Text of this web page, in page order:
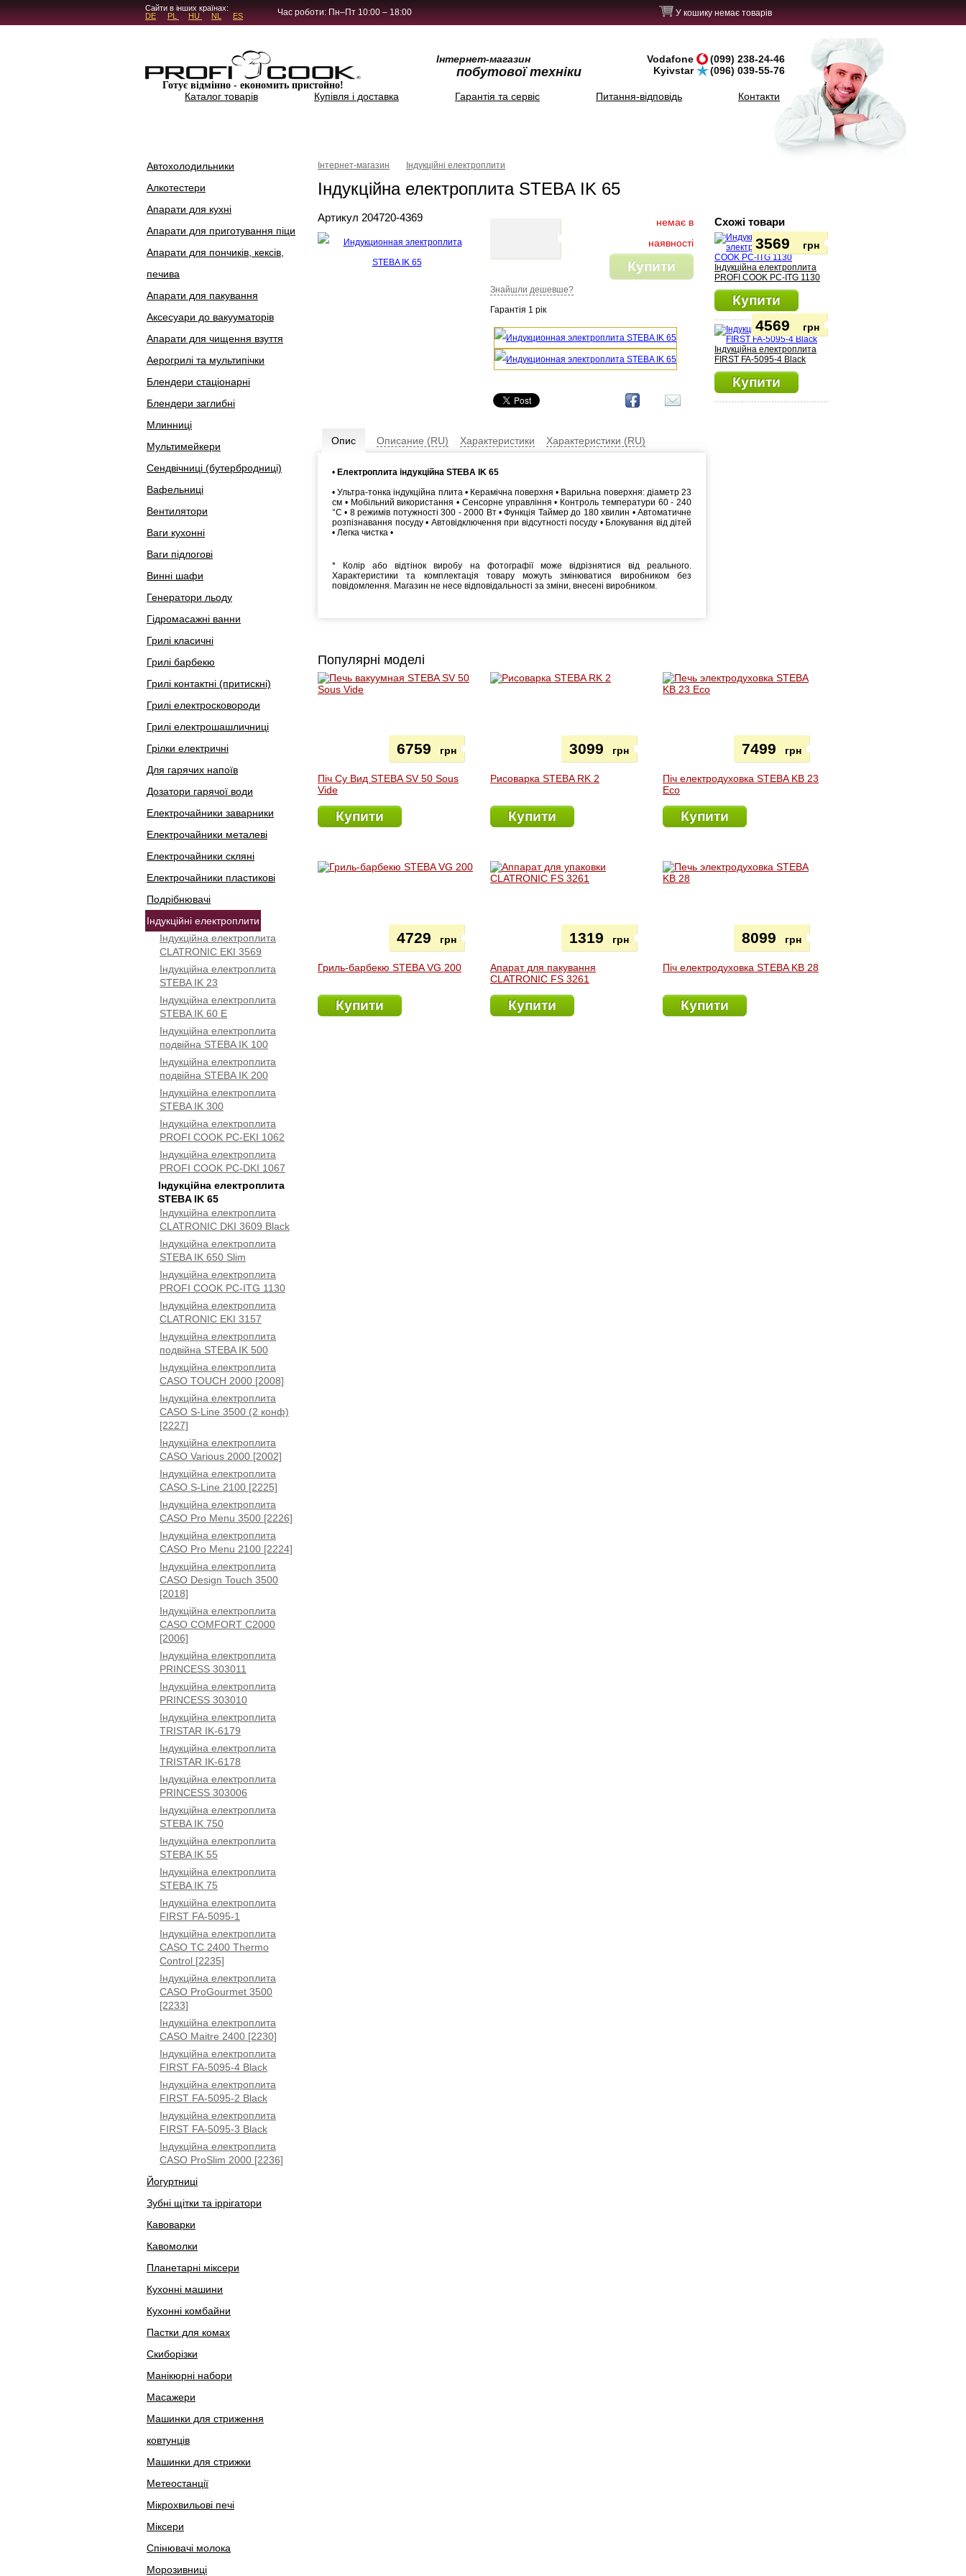
Сайти в інших країнах:
DE
PL HU NL ES Час роботи: Пн–Пт 10:00 – 18:00 У кошику немає товарів
Готує відмінно - економить пристойно!
Інтернет-магазин
побутової техніки
Vodafone
(099) 238-24-46
Kyivstar
(096) 039-55-76
Каталог товарів Купівля і доставка Гарантія та сервіс Питання-відповідь Контакти
Автохолодильники
Алкотестери
Апарати для кухні
Апарати для приготування піци
Апарати для пончиків, кексів,
печива
Апарати для пакування
Аксесуари до вакууматорів
Апарати для чищення взуття
Аерогрилі та мультипічки
Блендери стаціонарні
Блендери заглибні
Млинниці
Мультимейкери
Сендвічниці (бутербродниці)
Вафельниці
Вентилятори
Ваги кухонні
Ваги підлогові
Винні шафи
Генератори льоду
Гідромасажні ванни
Грилі класичні
Грилі барбекю
Грилі контактні (притискні)
Грилі електросковороди
Грилі електрошашличниці
Грілки електричні
Для гарячих напоїв
Дозатори гарячої води
Електрочайники заварники
Електрочайники металеві
Електрочайники скляні
Електрочайники пластикові
Подрібнювачі
Індукційні електроплити
Індукційна електроплита
CLATRONIC EKI 3569
Індукційна електроплита
STEBA IK 23
Індукційна електроплита
STEBA IK 60 E
Індукційна електроплита
подвійна STEBA IK 100
Індукційна електроплита
подвійна STEBA IK 200
Індукційна електроплита
STEBA IK 300
Індукційна електроплита
PROFI COOK PC-EKI 1062
Індукційна електроплита
PROFI COOK PC-DKI 1067
Індукційна електроплита
STEBA IK 65
Індукційна електроплита
CLATRONIC DKI 3609 Black
Індукційна електроплита
STEBA IK 650 Slim
Індукційна електроплита
PROFI COOK PC-ITG 1130
Індукційна електроплита
CLATRONIC EKI 3157
Індукційна електроплита
подвійна STEBA IK 500
Індукційна електроплита
CASO TOUCH 2000 [2008]
Індукційна електроплита
CASO S-Line 3500 (2 конф)
[2227]
Індукційна електроплита
CASO Various 2000 [2002]
Індукційна електроплита
CASO S-Line 2100 [2225]
Індукційна електроплита
CASO Pro Menu 3500 [2226]
Індукційна електроплита
CASO Pro Menu 2100 [2224]
Індукційна електроплита
CASO Design Touch 3500
[2018]
Індукційна електроплита
CASO COMFORT C2000
[2006]
Індукційна електроплита
PRINCESS 303011
Індукційна електроплита
PRINCESS 303010
Індукційна електроплита
TRISTAR IK-6179
Індукційна електроплита
TRISTAR IK-6178
Індукційна електроплита
PRINCESS 303006
Індукційна електроплита
STEBA IK 750
Індукційна електроплита
STEBA IK 55
Індукційна електроплита
STEBA IK 75
Індукційна електроплита
FIRST FA-5095-1
Індукційна електроплита
CASO TC 2400 Thermo
Control [2235]
Індукційна електроплита
CASO ProGourmet 3500
[2233]
Індукційна електроплита
CASO Maitre 2400 [2230]
Індукційна електроплита
FIRST FA-5095-4 Black
Індукційна електроплита
FIRST FA-5095-2 Black
Індукційна електроплита
FIRST FA-5095-3 Black
Індукційна електроплита
CASO ProSlim 2000 [2236]
Йогуртниці
Зубні щітки та іррігатори
Кавоварки
Кавомолки
Планетарні міксери
Кухонні машини
Кухонні комбайни
Пастки для комах
Скиборізки
Манікюрні набори
Масажери
Машинки для стриження
ковтунців
Машинки для стрижки
Метеостанції
Мікрохвильові печі
Міксери
Спінювачі молока
Морозивниці
Інтернет-магазин Індукційні електроплити
Індукційна електроплита STEBA IK 65
Артикул 204720-4369
немає в
наявності
Купити
Знайшли дешевше?
Гарантія 1 рік
Опис Описание (RU) Характеристики Характеристики (RU)
• Електроплита індукційна STEBA IK 65
• Ультра-тонка індукційна плита • Керамічна поверхня • Варильна поверхня: діаметр 23
см • Мобільний використання • Сенсорне управління • Контроль температури 60 - 240
°С • 8 режимів потужності 300 - 2000 Вт • Функція Таймер до 180 хвилин • Автоматичне
розпізнавання посуду • Автовідключення при відсутності посуду • Блокування від дітей
• Легка чистка •
* Колір або відтінок виробу на фотографії може відрізнятися від реального.
Характеристики та комплектація товару можуть змінюватися виробником без
повідомлення. Магазин не несе відповідальності за зміни, внесені виробником.
Схожі товари
Індукційна електроплита
PROFI COOK PC-ITG 1130
3569 грн
Купити
Індукційна електроплита
FIRST FA-5095-4 Black
4569 грн
Купити
Популярні моделі
Піч Су Вид STEBA SV 50 Sous
Vide
6759 грн
Купити
Рисоварка STEBA RK 2
3099 грн
Купити
Піч електродуховка STEBA KB 23
Eco
7499 грн
Купити
Гриль-барбекю STEBA VG 200
4729 грн
Купити
Апарат для пакування
CLATRONIC FS 3261
1319 грн
Купити
Піч електродуховка STEBA KB 28
8099 грн
Купити